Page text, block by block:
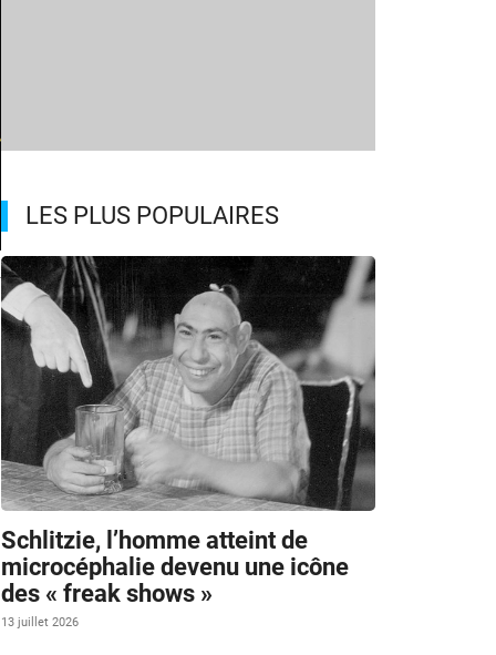
LES PLUS POPULAIRES
Schlitzie, l’homme atteint de
microcéphalie devenu une icône
des « freak shows »
13 juillet 2026